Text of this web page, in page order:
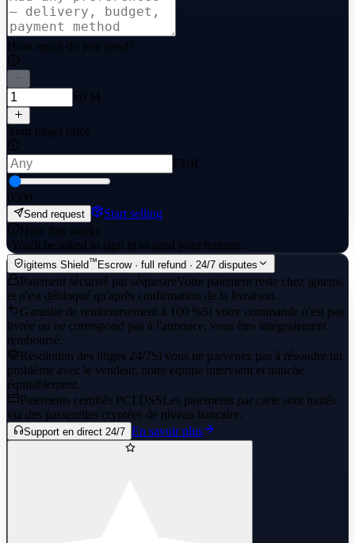
How much do you need?
×0 M
Your target price
EUR
0500
Send request
Start selling
How this works
·You'll be asked to sign in to send your request.
igitems Shield™ Escrow · full refund · 24/7 disputes
Paiement sécurisé par séquestreVotre paiement reste chez igitems
et n'est débloqué qu'après confirmation de la livraison.
Garantie de remboursement à 100 %Si votre commande n'est pas
livrée ou ne correspond pas à l'annonce, vous êtes intégralement
remboursé.
Résolution des litiges 24/7Si vous ne parvenez pas à résoudre un
problème avec le vendeur, notre équipe intervient et tranche
équitablement.
Paiements certifiés PCI DSSLes paiements par carte sont traités
via des passerelles cryptées de niveau bancaire.
Support en direct 24/7 En savoir plus